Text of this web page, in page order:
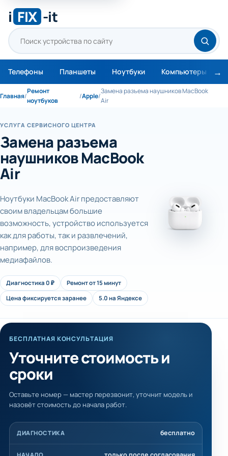
i FIX -it
Телефоны Планшеты Ноутбуки Компьютеры
Главная/
Ремонт
ноутбуков
/Apple/
Замена разъема наушников MacBook
Air
УСЛУГА СЕРВИСНОГО ЦЕНТРА
Замена разъема
наушников MacBook
Air
Ноутбуки MacBook Air предоставляют
своим владельцам большие
возможность, устройство используется
как для работы, так и развлечений,
например, для воспроизведения
медиафайлов.
Диагностика 0 ₽
Ремонт от 15 минут
Цена фиксируется заранее
5.0 на Яндексе
БЕСПЛАТНАЯ КОНСУЛЬТАЦИЯ
Уточните стоимость и
сроки
Оставьте номер — мастер перезвонит, уточнит модель и
назовёт стоимость до начала работ.
ДИАГНОСТИКА бесплатно